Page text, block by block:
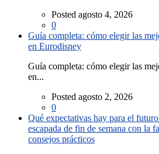
Posted agosto 4, 2026
0
Guía completa: cómo elegir las
en Eurodisney
Guía completa: cómo elegir las
en...
Posted agosto 2, 2026
0
Qué expectativas hay para el
escapada de fin de semana con la
consejos prácticos